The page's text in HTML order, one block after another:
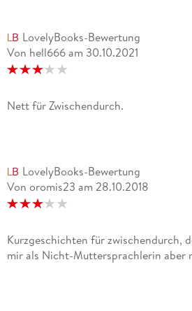
LovelyBooks-Bewertung
Von hell666 am 30.10.2021
Nett für Zwischendurch.
LovelyBooks-Bewertung
Von oromis23 am 28.10.2018
Kurzgeschichten für zwischendurch,
mir als Nicht-Muttersprachlerin aber